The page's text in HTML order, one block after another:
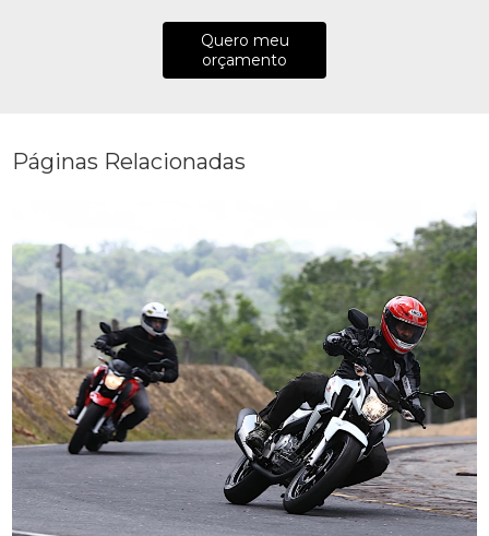
Quero meu
orçamento
Páginas Relacionadas